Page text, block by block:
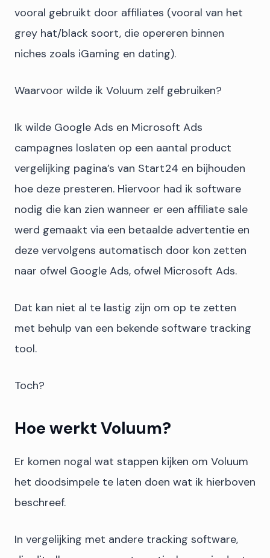
vooral gebruikt door affiliates (vooral van het
grey hat/black soort, die opereren binnen
niches zoals iGaming en dating).
Waarvoor wilde ik Voluum zelf gebruiken?
Ik wilde Google Ads en Microsoft Ads
campagnes loslaten op een aantal product
vergelijking pagina’s van Start24 en bijhouden
hoe deze presteren. Hiervoor had ik software
nodig die kan zien wanneer er een affiliate sale
werd gemaakt via een betaalde advertentie en
deze vervolgens automatisch door kon zetten
naar ofwel Google Ads, ofwel Microsoft Ads.
Dat kan niet al te lastig zijn om op te zetten
met behulp van een bekende software tracking
tool.
Toch?
Hoe werkt Voluum?
Er komen nogal wat stappen kijken om Voluum
het doodsimpele te laten doen wat ik hierboven
beschreef.
In vergelijking met andere tracking software,